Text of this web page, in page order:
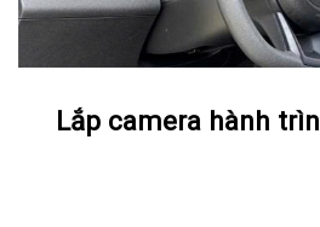
Lắp camera hành